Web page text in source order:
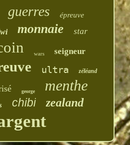
guerres épreuve
monnaie star
wars seigneur
ultra zéléand
george menthe
chibi zealand